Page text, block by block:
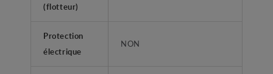
(flotteur)
Protection
électrique
NON